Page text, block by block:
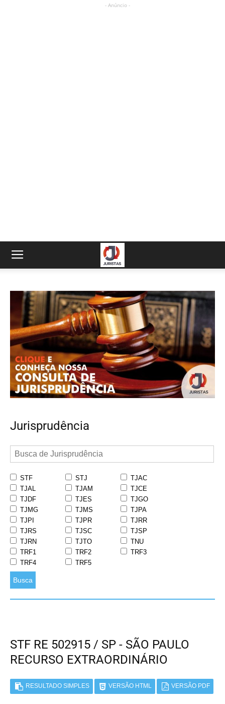
- Anúncio -
Jurisprudência
STF STJ
TJAC
TJAL
TJAM
TJCE
TJDF
TJES
TJGO
TJMG
TJMS
TJPA
TJPI
TJPR
TJRR
TJRS
TJSC
TJSP
TJRN
TJTO
TNU
TRF1
TRF2
TRF3
TRF4
TRF5
Busca
STF RE 502915 / SP - SÃO PAULO
RECURSO EXTRAORDINÁRIO
RESULTADO SIMPLES VERSÃO HTML VERSÃO PDF